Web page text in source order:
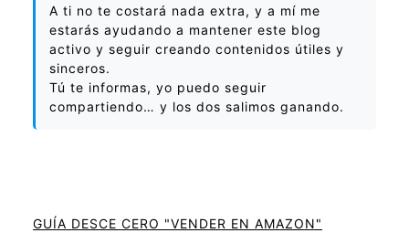
A ti no te costará nada extra, y a mí me
estarás ayudando a mantener este blog
activo y seguir creando contenidos útiles y
sinceros.
Tú te informas, yo puedo seguir
compartiendo… y los dos salimos ganando.
GUÍA DESCE CERO "VENDER EN AMAZON"